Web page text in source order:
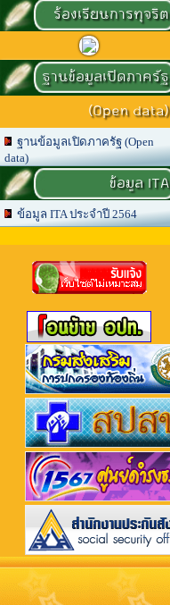
ร้องเรียนการทุจริต
ฐานข้อมูลเปิดภาครัฐ
(Open data)
ฐานข้อมูลเปิดภาครัฐ (Open
data)
ข้อมูล ITA
ข้อมูล ITA ประจำปี 2564